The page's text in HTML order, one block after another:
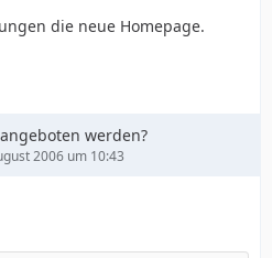
die neue Homepage.
werden?
2006 um 10:43